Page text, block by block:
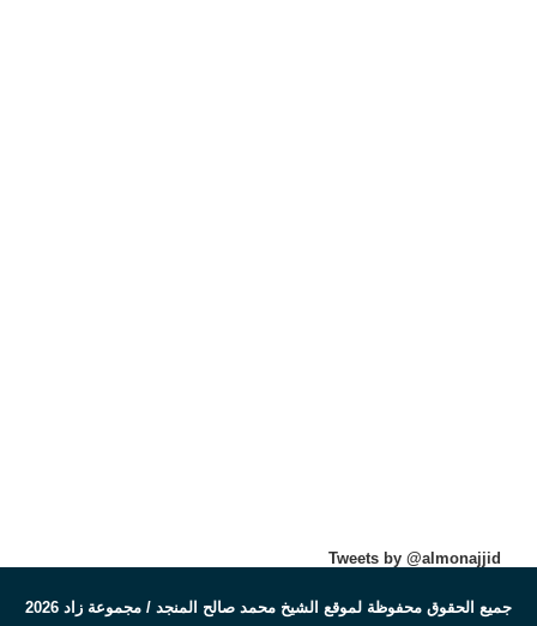
Tweets by @almonajjid
جميع الحقوق محفوظة لموقع الشيخ محمد صالح المنجد / مجموعة زاد 2026